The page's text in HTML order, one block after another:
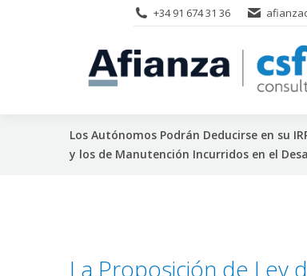
+34 91 674 31 36
Los Autónomos Podrán Deducirse en su
y los de Manutención Incurridos en el
La Proposición de Ley